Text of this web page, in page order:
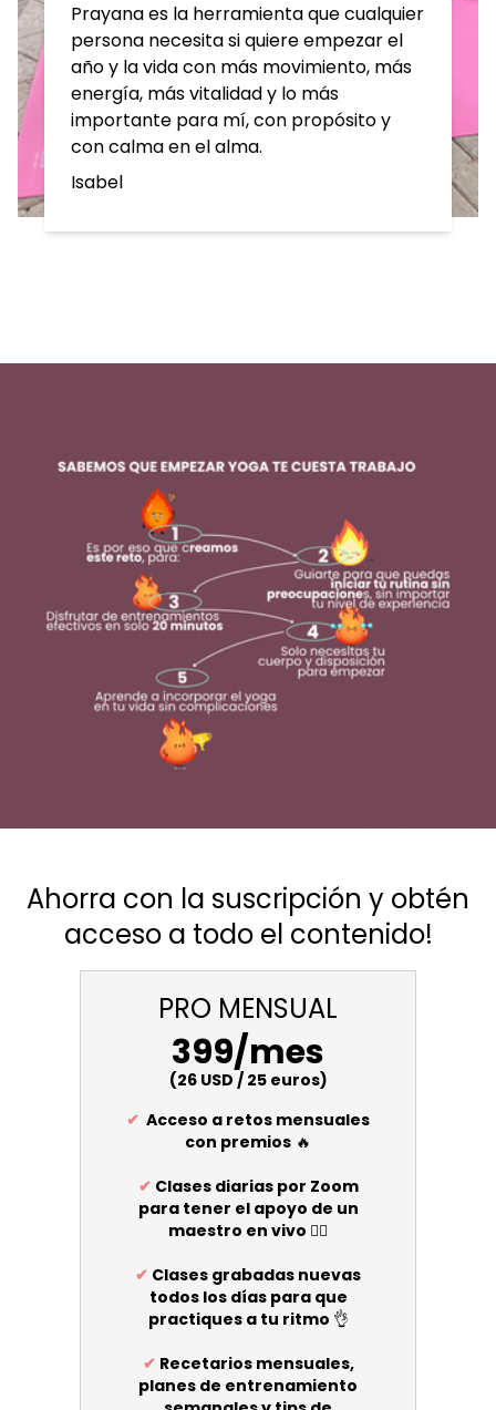
El curso me pareció muy bueno, me
ayudó mucho a qué mis piernas y
espalda no me dolieran pero sobre todo
a mantenerme flexible. Había incluso
días en los que duré con ese dolorcito al
terminar cada práctica.
Me quedé con ganas de tener el curso
fuerza en el abdomen, pero de manera
Ahorra con la suscripción y obtén
acceso a todo el contenido!
PRO MENSUAL
399/mes
(26 USD / 25 euros)
✔ Acceso a retos mensuales
con premios 🔥
✔ Clases diarias por Zoom
para tener el apoyo de un
maestro en vivo 🧘‍♀️
✔ Clases grabadas nuevas
todos los días para que
practiques a tu ritmo 👌
✔ Recetarios mensuales,
planes de entrenamiento